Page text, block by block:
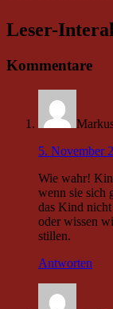
Leser-
Kommentare
5. November
Wie wahr!
wenn sie sich
das Kind nicht
oder wissen
stillen.
Antworten